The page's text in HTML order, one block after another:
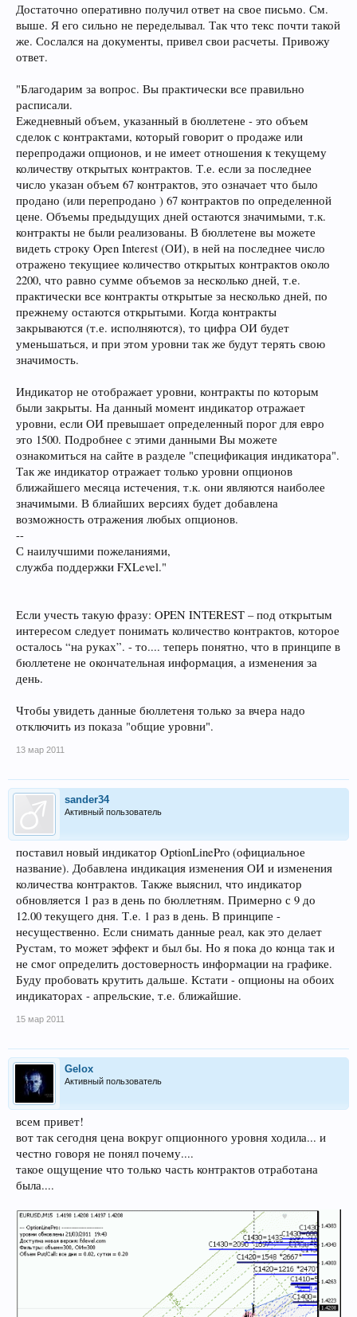
Достаточно оперативно получил ответ на свое письмо. См.
выше. Я его сильно не переделывал. Так что текс почти такой
же. Сослался на документы, привел свои расчеты. Привожу
ответ.
"Благодарим за вопрос. Вы практически все правильно
расписали.
Ежедневный объем, указанный в бюллетене - это объем
сделок с контрактами, который говорит о продаже или
перепродажи опционов, и не имеет отношения к текущему
количеству открытых контрактов. Т.е. если за последнее
число указан объем 67 контрактов, это означает что было
продано (или перепродано ) 67 контрактов по определенной
цене. Объемы предыдущих дней остаются значимыми, т.к.
контракты не были реализованы. В бюллетене вы можете
видеть строку Open Interest (ОИ), в ней на последнее число
отражено текущиее количество открытых контрактов около
2200, что равно сумме объемов за несколько дней, т.е.
практически все контракты открытые за несколько дней, по
прежнему остаются открытыми. Когда контракты
закрываются (т.е. исполняются), то цифра ОИ будет
уменьшаться, и при этом уровни так же будут терять свою
значимость.
Индикатор не отображает уровни, контракты по которым
были закрыты. На данный момент индикатор отражает
уровни, если ОИ превышает определенный порог для евро
это 1500. Подробнее с этими данными Вы можете
ознакомиться на сайте в разделе "спецификация индикатора".
Так же индикатор отражает только уровни опционов
ближайшего месяца истечения, т.к. они являются наиболее
значимыми. В блиайших версиях будет добавлена
возможность отражения любых опционов.
--
С наилучшими пожеланиями,
служба поддержки FXLevel."
Если учесть такую фразу: OPEN INTEREST – под открытым
интересом следует понимать количество контрактов, которое
осталось “на руках”. - то.... теперь понятно, что в принципе в
бюллетене не окончательная информация, а изменения за
день.
Чтобы увидеть данные бюллетеня только за вчера надо
отключить из показа "общие уровни".
13 мар 2011
sander34
Активный пользователь
поставил новый индикатор OptionLinePro (официальное
название). Добавлена индикация изменения ОИ и изменения
количества контрактов. Также выяснил, что индикатор
обновляется 1 раз в день по бюллетням. Примерно с 9 до
12.00 текущего дня. Т.е. 1 раз в день. В принципе -
несущественно. Если снимать данные реал, как это делает
Рустам, то может эффект и был бы. Но я пока до конца так и
не смог определить достоверность информации на графике.
Буду пробовать крутить дальше. Кстати - опционы на обоих
индикаторах - апрельские, т.е. ближайшие.
15 мар 2011
Gelox
Активный пользователь
всем привет!
вот так сегодня цена вокруг опционного уровня ходила... и
честно говоря не понял почему....
такое ощущение что только часть контрактов отработана
была....